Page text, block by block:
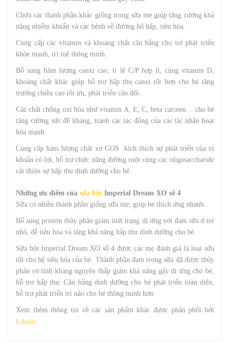
Chứa các thành phần khác giống trong sữa mẹ giúp tăng cường khả
năng nhiễm khuẩn và các bệnh về đường hô hấp, tiêu hóa.
Cung cấp các vitamin và khoáng chất cân bằng cho trẻ phát triển
khỏe mạnh, trí tuệ thông minh.
Bổ sung hàm lượng canxi cao, tỉ lệ C/P hợp lí, cùng vitamin D,
khoáng chất khác giúp hỗ trợ hấp thu canxi tốt hơn cho bé tăng
trưởng chiều cao tối ưu, phát triển cân đối.
Các chất chống oxi hóa như vitamin A, E, C, beta caroten… cho bé
tăng cường sức đề kháng, tránh các tác động của các tác nhân hoạt
hóa mạnh.
Cung cấp hàm lượng chất xơ GOS kích thích sự phát triển của vi
khuẩn có lợi, hỗ trợ chức năng đường ruột cùng các oligosaccharide
cải thiện sự hấp thu dinh dưỡng cho bé.
Những ưu điểm của sữa bột Imperial Dream XO số 4
Sữa có nhiều thành phần giống sữa mẹ, giúp bé thích ứng nhanh.
Bổ sung protein thủy phân giảm tình trạng dị ứng với đạm sữa ở trẻ
nhỏ, dễ tiêu hóa và tăng khả năng hấp thu dinh dưỡng cho bé.
Sữa bột Imperial Dream XO số 4 được các mẹ đánh giá là loại sữa
tốt cho hệ tiêu hóa của bé. Thành phần đạm trong sữa đã được thủy
phân có tính kháng nguyên thấp giảm khả năng gây dị ứng cho bé,
hỗ trợ hấp thu. Cân bằng dinh dưỡng cho bé phát triển toàn diện,
hỗ trợ phát triển trí não cho bé thông minh hơn.
Xem thêm thông tin về các sản phẩm khác được phân phối bởi
Likado